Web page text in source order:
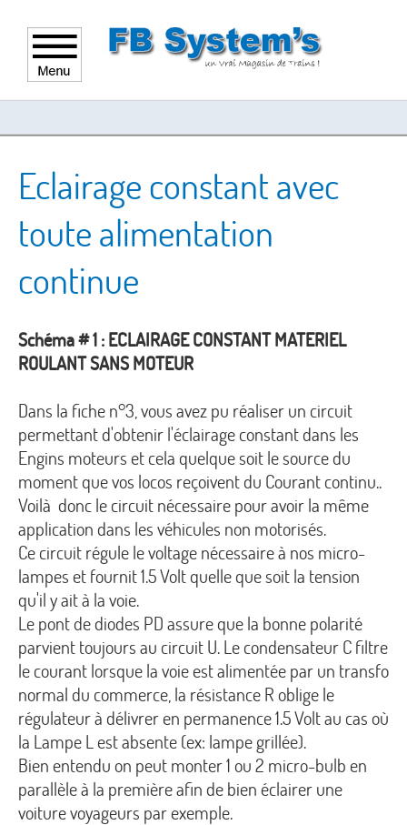
Eclairage constant avec
toute alimentation
continue
Schéma # 1 : ECLAIRAGE CONSTANT MATERIEL
ROULANT SANS MOTEUR
Dans la fiche n°3, vous avez pu réaliser un circuit
permettant d'obtenir l'éclairage constant dans les
Engins moteurs et cela quelque soit le source du
moment que vos locos reçoivent du Courant continu..
Voilà donc le circuit nécessaire pour avoir la même
application dans les véhicules non motorisés.
Ce circuit régule le voltage nécessaire à nos micro-
lampes et fournit 1.5 Volt quelle que soit la tension
qu'il y ait à la voie.
Le pont de diodes PD assure que la bonne polarité
parvient toujours au circuit U. Le condensateur C filtre
le courant lorsque la voie est alimentée par un transfo
normal du commerce, la résistance R oblige le
régulateur à délivrer en permanence 1.5 Volt au cas où
la Lampe L est absente (ex: lampe grillée).
Bien entendu on peut monter 1 ou 2 micro-bulb en
parallèle à la première afin de bien éclairer une
voiture voyageurs par exemple.